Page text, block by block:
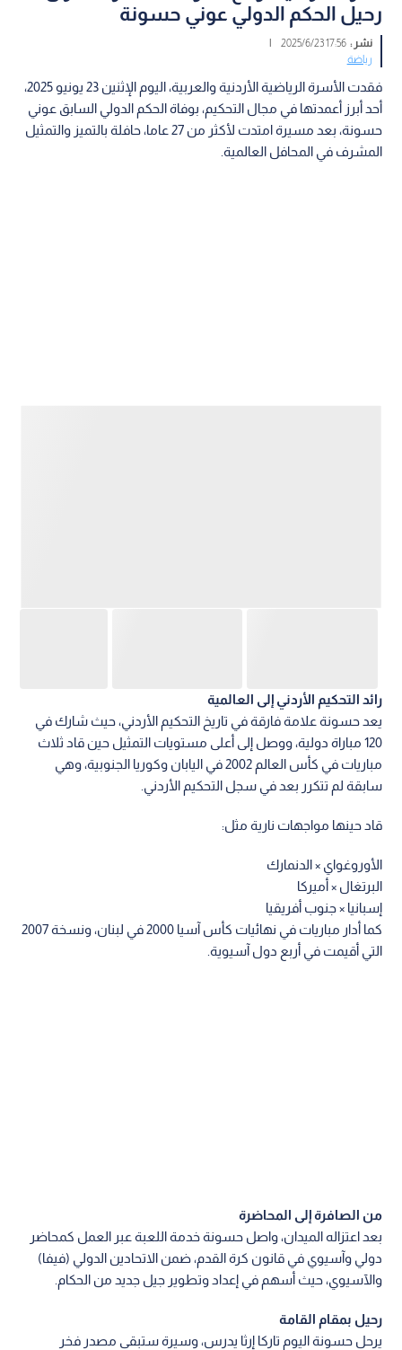
رحيل الحكم الدولي عوني حسونة
نشر :17:56 2025/6/23
|
رياضة
فقدت الأسرة الرياضية الأردنية والعربية، اليوم الإثنين 23 يونيو 2025،
أحد أبرز أعمدتها في مجال التحكيم، بوفاة الحكم الدولي السابق عوني
حسونة، بعد مسيرة امتدت لأكثر من 27 عاما، حافلة بالتميز والتمثيل
المشرف في المحافل العالمية.
رائد التحكيم الأردني إلى العالمية
يعد حسونة علامة فارقة في تاريخ التحكيم الأردني، حيث شارك في
120 مباراة دولية، ووصل إلى أعلى مستويات التمثيل حين قاد ثلاث
مباريات في كأس العالم 2002 في اليابان وكوريا الجنوبية، وهي
سابقة لم تتكرر بعد في سجل التحكيم الأردني.
قاد حينها مواجهات نارية مثل:
الأوروغواي × الدنمارك
البرتغال × أميركا
إسبانيا × جنوب أفريقيا
كما أدار مباريات في نهائيات كأس آسيا 2000 في لبنان، ونسخة 2007
التي أقيمت في أربع دول آسيوية.
من الصافرة إلى المحاضرة
بعد اعتزاله الميدان، واصل حسونة خدمة اللعبة عبر العمل كمحاضر
دولي وآسيوي في قانون كرة القدم، ضمن الاتحادين الدولي (فيفا)
والآسيوي، حيث أسهم في إعداد وتطوير جيل جديد من الحكام.
رحيل بمقام القامة
يرحل حسونة اليوم تاركا إرثا يدرس، وسيرة ستبقى مصدر فخر